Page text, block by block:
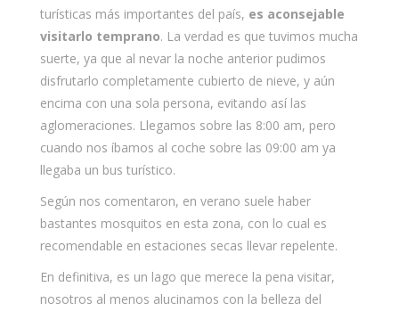
turísticas más importantes del país, es aconsejable
visitarlo temprano. La verdad es que tuvimos mucha
suerte, ya que al nevar la noche anterior pudimos
disfrutarlo completamente cubierto de nieve, y aún
encima con una sola persona, evitando así las
aglomeraciones. Llegamos sobre las 8:00 am, pero
cuando nos íbamos al coche sobre las 09:00 am ya
llegaba un bus turístico.
Según nos comentaron, en verano suele haber
bastantes mosquitos en esta zona, con lo cual es
recomendable en estaciones secas llevar repelente.
En definitiva, es un lago que merece la pena visitar,
nosotros al menos alucinamos con la belleza del